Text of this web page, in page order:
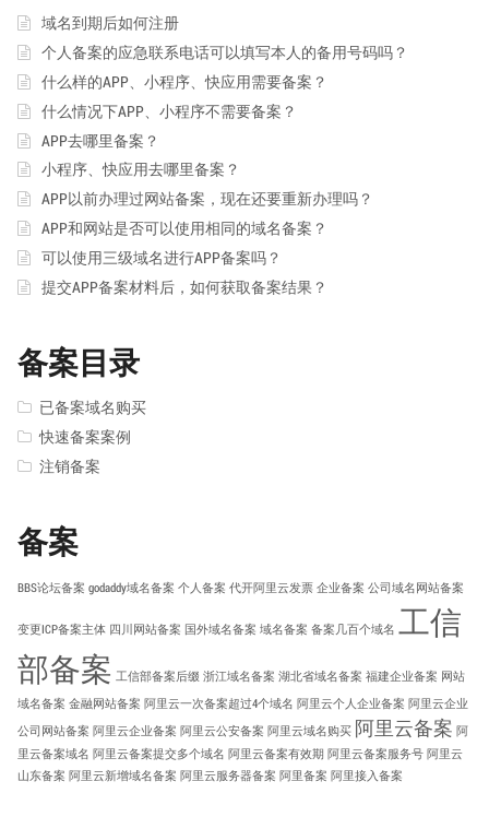
域名到期后如何注册
个人备案的应急联系电话可以填写本人的备用号码吗？
什么样的APP、小程序、快应用需要备案？
什么情况下APP、小程序不需要备案？
APP去哪里备案？
小程序、快应用去哪里备案？
APP以前办理过网站备案，现在还要重新办理吗？
APP和网站是否可以使用相同的域名备案？
可以使用三级域名进行APP备案吗？
提交APP备案材料后，如何获取备案结果？
备案目录
已备案域名购买
快速备案案例
注销备案
备案
BBS论坛备案 godaddy域名备案 个人备案 代开阿里云发票 企业备案 公司域名网站备案
变更ICP备案主体 四川网站备案 国外域名备案 域名备案 备案几百个域名 工信
部备案 工信部备案后缀 浙江域名备案 湖北省域名备案 福建企业备案 网站
域名备案 金融网站备案 阿里云一次备案超过4个域名 阿里云个人企业备案 阿里云企业
公司网站备案 阿里云企业备案 阿里云公安备案 阿里云域名购买 阿里云备案 阿
里云备案域名 阿里云备案提交多个域名 阿里云备案有效期 阿里云备案服务号 阿里云
山东备案 阿里云新增域名备案 阿里云服务器备案 阿里备案 阿里接入备案